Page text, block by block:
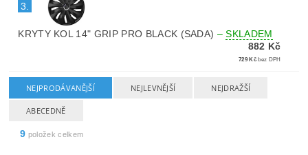
3.
KRYTY KOL 14" GRIP PRO BLACK (SADA) –SKLADEM
882 Kč
729 Kč bez DPH
NEJPRODÁVANĚJŠÍ NEJLEVNĚJŠÍ NEJDRAŽŠÍ
ABECEDNĚ
9 položek celkem